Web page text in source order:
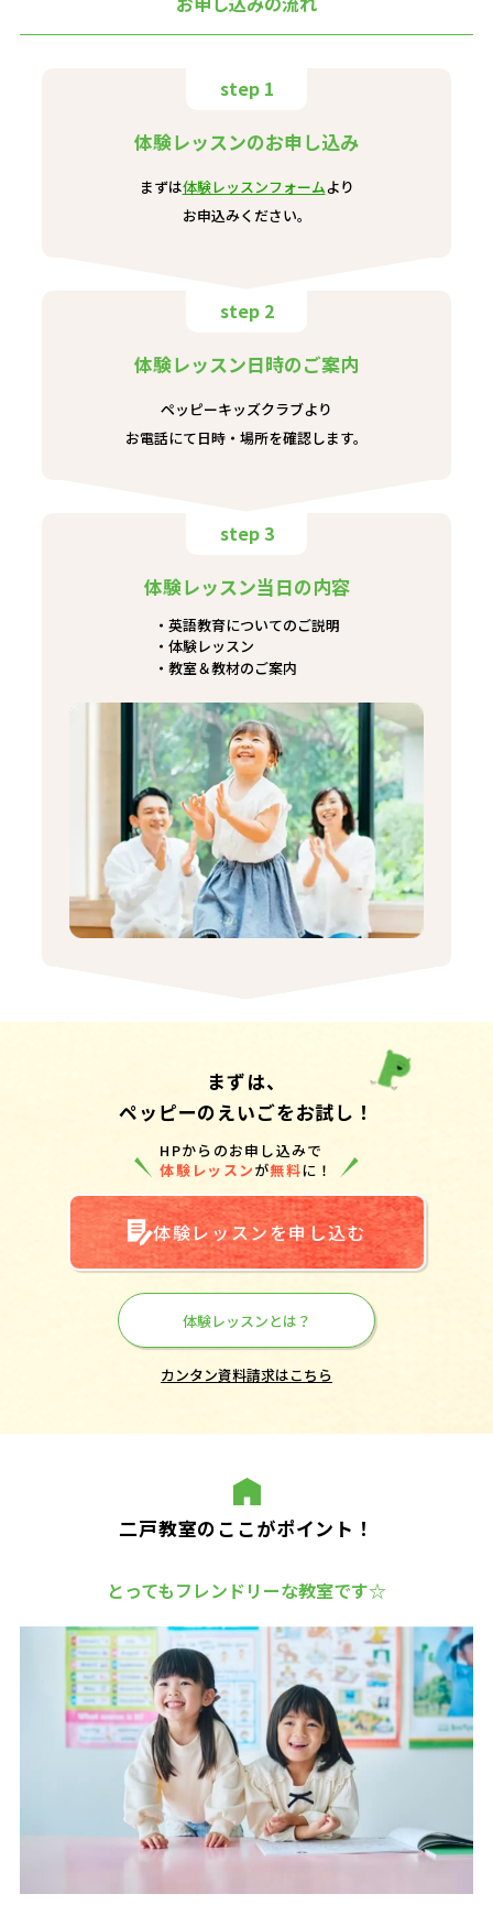
step 1
体験レッスンのお申し込み
まずは体験レッスンフォームより
お申込みください。
step 2
体験レッスン日時のご案内
ペッピーキッズクラブより
お電話にて日時・場所を確認します。
step 3
体験レッスン当日の内容
英語教育についてのご説明
体験レッスン
教室＆教材のご案内
まずは、
ペッピーのえいごをお試し！
HPからのお申し込みで
体験レッスンが無料に！
体験レッスンを申し込む
体験レッスンとは？
カンタン資料請求はこちら
二戸教室のここがポイント！
とってもフレンドリーな教室です☆